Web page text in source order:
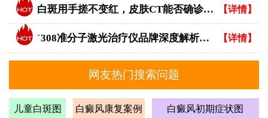
白斑用手搓不变红，皮肤CT能否确诊白癜风？ 【详情】
`308准分子激光治疗仪品牌深度解析：专业视角下的优选指南` 【详情】
网友热门搜索问题
儿童白斑图 白癜风康复案例 白癜风初期症状图